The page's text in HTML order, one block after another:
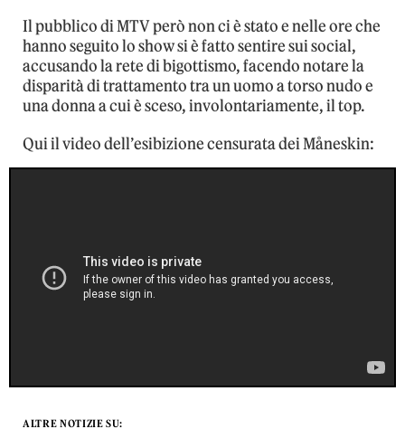
Il pubblico di MTV però non ci è stato e nelle ore che
hanno seguito lo show si è fatto sentire sui social,
accusando la rete di bigottismo, facendo notare la
disparità di trattamento tra un uomo a torso nudo e
una donna a cui è sceso, involontariamente, il top.
Qui il video dell’esibizione censurata dei Måneskin:
ALTRE NOTIZIE SU: